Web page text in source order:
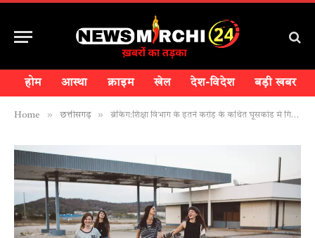
होम आस्था क्राइम खेल देश-विदेश बड़ी खबर
Home » छत्तीसगढ़ » ब्रेकिंग:शिक्षा विभाग के इतने करोड़ के कथित घूसकांड में गिरफ्तार …. रिटायर DEO समेत दो अन्य को पुलिस ने…..आगे पढ़ें न्यूज़ मिर्ची-24